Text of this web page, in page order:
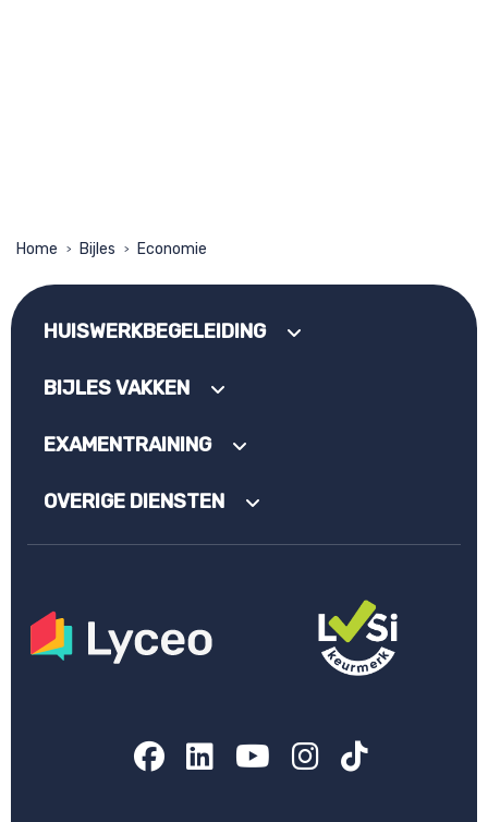
Home > Bijles > Economie
HUISWERKBEGELEIDING
BIJLES VAKKEN
EXAMENTRAINING
OVERIGE DIENSTEN
Facebook
LinkedIn
YouTube
Instagram
TikTok